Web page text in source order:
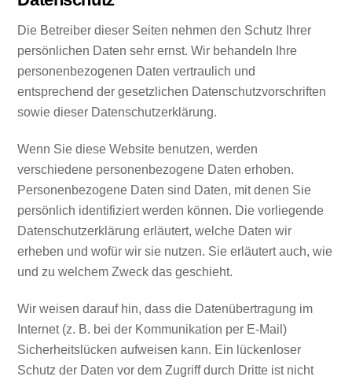
Die Betreiber dieser Seiten nehmen den Schutz Ihrer
persönlichen Daten sehr ernst. Wir behandeln Ihre
personenbezogenen Daten vertraulich und
entsprechend der gesetzlichen Datenschutzvorschriften
sowie dieser Datenschutzerklärung.
Wenn Sie diese Website benutzen, werden
verschiedene personenbezogene Daten erhoben.
Personenbezogene Daten sind Daten, mit denen Sie
persönlich identifiziert werden können. Die vorliegende
Datenschutzerklärung erläutert, welche Daten wir
erheben und wofür wir sie nutzen. Sie erläutert auch, wie
und zu welchem Zweck das geschieht.
Wir weisen darauf hin, dass die Datenübertragung im
Internet (z. B. bei der Kommunikation per E-Mail)
Sicherheitslücken aufweisen kann. Ein lückenloser
Schutz der Daten vor dem Zugriff durch Dritte ist nicht